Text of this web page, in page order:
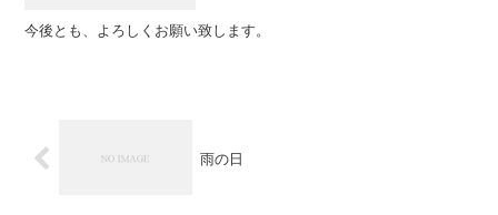
今後とも、よろしくお願い致します。
雨の日